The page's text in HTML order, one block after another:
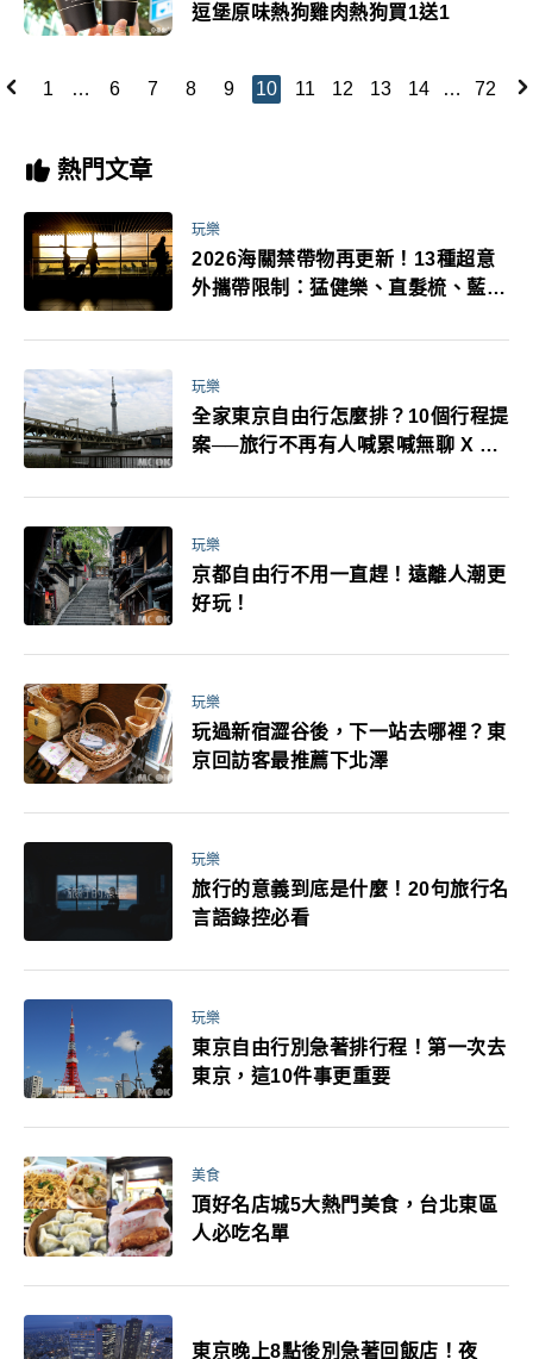
逗堡原味熱狗雞肉熱狗買1送1
1 … 6 7 8 9 10 11 12 13 14 … 72
熱門文章
玩樂
2026海關禁帶物再更新！13種超意
外攜帶限制：猛健樂、直髮梳、藍牙
萬！注意事項一次看！
玩樂
全家東京自由行怎麼排？10個行程提
案──旅行不再有人喊累喊無聊 X 爸
玩樂
京都自由行不用一直趕！遠離人潮更
好玩！
玩樂
玩過新宿澀谷後，下一站去哪裡？東
京回訪客最推薦下北澤
玩樂
旅行的意義到底是什麼！20句旅行名
言語錄控必看
玩樂
東京自由行別急著排行程！第一次去
東京，這10件事更重要
美食
頂好名店城5大熱門美食，台北東區
人必吃名單
東京晚上8點後別急著回飯店！夜